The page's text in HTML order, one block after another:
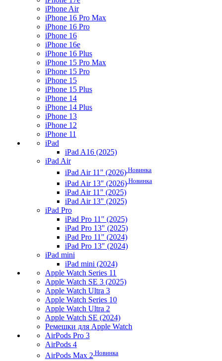
iPhone Air
iPhone 16 Pro Max
iPhone 16 Pro
iPhone 16
iPhone 16e
iPhone 16 Plus
iPhone 15 Pro Max
iPhone 15 Pro
iPhone 15
iPhone 15 Plus
iPhone 14
iPhone 14 Plus
iPhone 13
iPhone 12
iPhone 11
iPad
iPad A16 (2025)
iPad Air
iPad Air 11" (2026) Новинка
iPad Air 13" (2026) Новинка
iPad Air 11" (2025)
iPad Air 13" (2025)
iPad Pro
iPad Pro 11" (2025)
iPad Pro 13" (2025)
iPad Pro 11" (2024)
iPad Pro 13" (2024)
iPad mini
iPad mini (2024)
Apple Watch Series 11
Apple Watch SE 3 (2025)
Apple Watch Ultra 3
Apple Watch Series 10
Apple Watch Ultra 2
Apple Watch SE (2024)
Ремешки для Apple Watch
AirPods Pro 3
AirPods 4
AirPods Max 2 Новинка